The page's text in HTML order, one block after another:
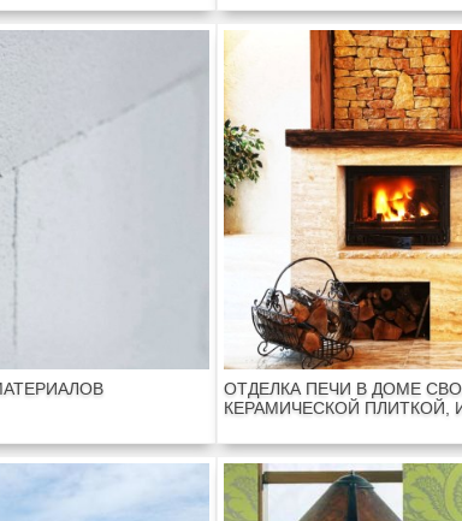
ОТДЕЛКА ПЕЧИ В ДОМЕ
КЕРАМИЧЕСКОЙ ПЛИТКОЙ,